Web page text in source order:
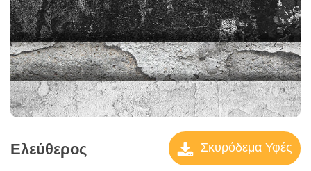
Ελεύθερος Σκυρόδεμα Υφές